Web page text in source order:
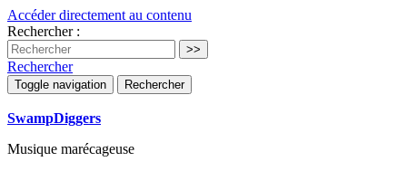
Accéder directement au contenu
Rechercher :
Rechercher
Toggle navigation Rechercher
SwampDiggers
Musique marécageuse